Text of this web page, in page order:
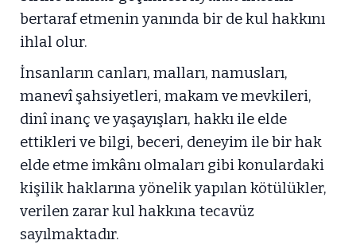
bertaraf etmenin yanında bir de kul hakkını
ihlal olur.
İnsanların canları, malları, namusları,
manevî şahsiyetleri, makam ve mevkileri,
dinî inanç ve yaşayışları, hakkı ile elde
ettikleri ve bilgi, beceri, deneyim ile bir hak
elde etme imkânı olmaları gibi konulardaki
kişilik haklarına yönelik yapılan kötülükler,
verilen zarar kul hakkına tecavüz
sayılmaktadır.